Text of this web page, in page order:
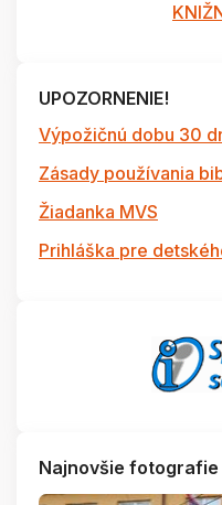
UPOZORNENIE!
Výpožičnú dobu 30
Zásady používania
Žiadanka MVS
Prihláška pre
Najnovšie fotografie